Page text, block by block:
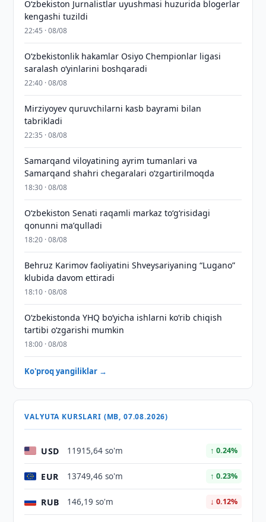
O‘zbekiston Jurnalistlar uyushmasi huzurida blogerlar
kengashi tuzildi
22:45 · 08/08
O‘zbekistonlik hakamlar Osiyo Chempionlar ligasi
saralash o‘yinlarini boshqaradi
22:40 · 08/08
Mirziyoyev quruvchilarni kasb bayrami bilan
tabrikladi
22:35 · 08/08
Samarqand viloyatining ayrim tumanlari va
Samarqand shahri chegaralari oʻzgartirilmoqda
18:30 · 08/08
Oʻzbekiston Senati raqamli markaz toʻgʻrisidagi
qonunni maʼqulladi
18:20 · 08/08
Behruz Karimov faoliyatini Shveysariyaning “Lugano”
klubida davom ettiradi
18:10 · 08/08
O‘zbekistonda YHQ bo‘yicha ishlarni ko‘rib chiqish
tartibi o‘zgarishi mumkin
18:00 · 08/08
Ko'proq yangiliklar →
VALYUTA KURSLARI (MB, 07.08.2026)
USD 11915,64 so'm ↑ 0.24%
EUR 13749,46 so'm ↑ 0.23%
RUB 146,19 so'm ↓ 0.12%